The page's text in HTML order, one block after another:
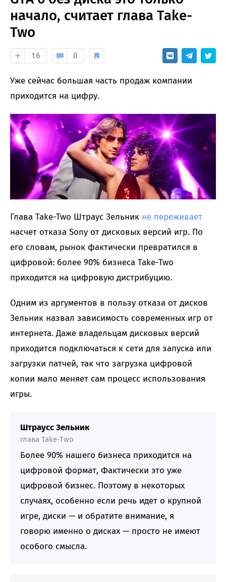
начало, считает глава Take-
Two
16 0
Уже сейчас большая часть продаж компании
приходится на цифру.
Глава Take-Two Штраус Зельник не переживает
насчет отказа Sony от дисковых версий игр. По
его словам, рынок фактически превратился в
цифровой: более 90% бизнеса Take-Two
приходится на цифровую дистрибуцию.
Одним из аргументов в пользу отказа от дисков
Зельник назвал зависимость современных игр от
интернета. Даже владельцам дисковых версий
приходится подключаться к сети для запуска или
загрузки патчей, так что загрузка цифровой
копии мало меняет сам процесс использования
игры.
Штраусс Зельник
глава Take-Two
Более 90% нашего бизнеса приходится на
цифровой формат, Фактически это уже
цифровой бизнес. Поэтому в некоторых
случаях, особенно если речь идет о крупной
игре, диски — и обратите внимание, я
говорю именно о дисках — просто не имеют
особого смысла.